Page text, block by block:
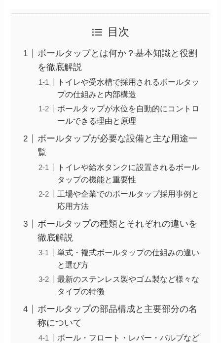
目次
ボールタップとは何か？基本知識と役割
を徹底解説
トイレや受水槽で採用されるボールタッ
プの仕組みと内部構造
ボールタップが水位を自動的にコントロ
ールできる理由と原理
ボールタップが必要な設備と主な用途一
覧
トイレや給水タンクに設置されるボール
タップの機能と重要性
工場や企業でのボールタップ採用事例と
応用方法
ボールタップの種類とそれぞれの違いを
徹底解説
単式・複式ボールタップの仕組みの違い
と選び方
最新のステンレス製やゴム製など様々な
タイプの特徴
ボールタップの部品構成と主要部分の名
称について
ボール・フロート・レバー・バルブなど